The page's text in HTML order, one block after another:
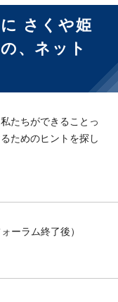
さくや姫
、ネット
たちができることっ
ためのヒントを探し
ーラム終了後）